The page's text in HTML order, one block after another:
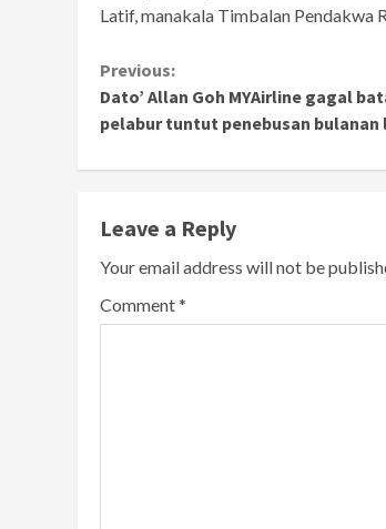
Latif, manakala Timbalan Pendakwa
Continue
Reading
Previous:
Dato’ Allan Goh MYAirline gagal
pelabur tuntut penebusan bulanan
Leave a Reply
Your email address will not be
Comment*